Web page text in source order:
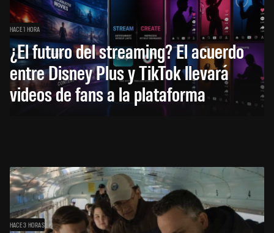
HACE 1 HORA
¿El futuro del streaming? El acuerdo
entre Disney Plus y TikTok llevará
videos de fans a la plataforma
HACE 3 HORAS